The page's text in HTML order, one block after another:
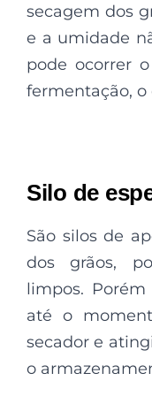
secagem dos
e a umidade
pode ocorrer
fermentação, o
Silo de
São silos de
dos grãos,
limpos.
até o
secador e
o